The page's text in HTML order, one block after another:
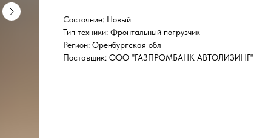
Состояние: Новый
Тип техники: Фронтальный погрузчик
Регион: Оренбургская обл
Поставщик: ООО "ГАЗПРОМБАНК АВТОЛИЗИНГ"